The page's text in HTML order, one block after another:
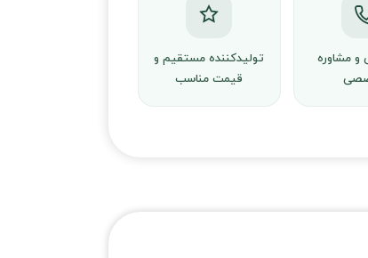
و مشاوره
تولیدکننده مستقیم و
قیمت مناسب